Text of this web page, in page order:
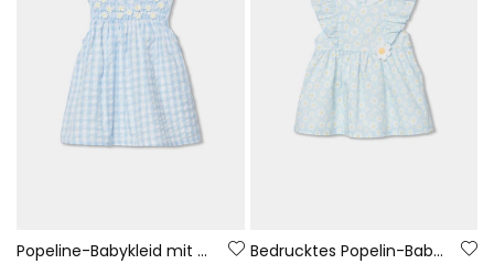
Popeline-Babykleid mit blauem Karomuster
Bedrucktes Popelin-Baby-Kleid mit Blumenmuster